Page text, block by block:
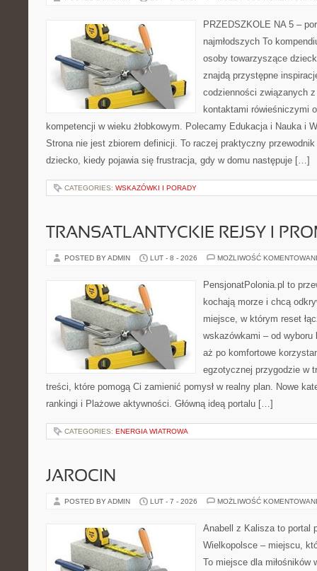
PRZEDSZKOLE NA 5 –
najmłodszych To
osoby towarzyszące
znajdą przystępne
codzienności związanych
kontaktami rówieśniczymi
kompetencji w wieku żłobkowym. Polecamy Edukacja i Nauka i
Strona nie jest zbiorem definicji. To raczej praktyczny
dziecko, kiedy pojawia się frustracja, gdy w domu następuje […]
CATEGORIES: WSKAZÓWKI I PORADY
TRANSATLANTYCKIE REJSY I
POSTED BY ADMIN LUT - 8 - 2026 MOŻLIWOŚĆ
PensjonatPolonia.pl to
kochają morze i chcą
miejsce, w którym reset
wskazówkami – od wyboru
aż po komfortowe
egzotycznej przygodzie w
treści, które pomogą Ci zamienić pomysł w realny plan. Nowe
rankingi i Plażowe aktywności. Główną ideą portalu […]
CATEGORIES: ENERGIA WIATROWA
JAROCIN
POSTED BY ADMIN LUT - 7 - 2026 MOŻLIWOŚĆ
Anabell z Kalisza to portal
Wielkopolsce – miejscu,
To miejsce dla miłośników